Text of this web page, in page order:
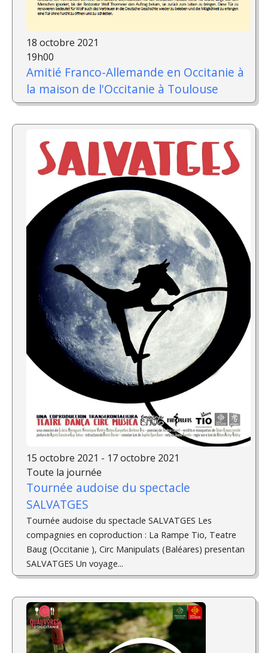
18 octobre 2021
19h00
Amitié Franco-Allemande en Occitanie à
la maison de l'Occitanie à Toulouse
15 octobre 2021 - 17 octobre 2021
Toute la journée
Tournée audoise du spectacle
SALVATGES
Tournée audoise du spectacle SALVATGES Les
compagnies en coproduction : La Rampe Tio, Teatre
Baug (Occitanie ), Circ Manipulats (Baléares) presentan
SALVATGES Un voyage...